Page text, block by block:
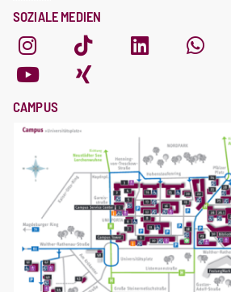
SOZIALE MEDIEN
CAMPUS